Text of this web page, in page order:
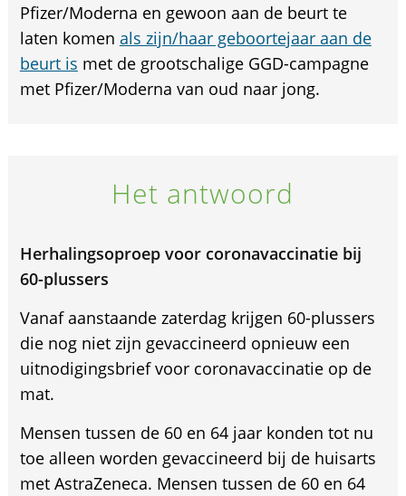
Pfizer/Moderna en gewoon aan de beurt te
laten komen als zijn/haar geboortejaar aan de
beurt is met de grootschalige GGD-campagne
met Pfizer/Moderna van oud naar jong.
Het antwoord
Herhalingsoproep voor coronavaccinatie bij
60-plussers
Vanaf aanstaande zaterdag krijgen 60-plussers
die nog niet zijn gevaccineerd opnieuw een
uitnodigingsbrief voor coronavaccinatie op de
mat.
Mensen tussen de 60 en 64 jaar konden tot nu
toe alleen worden gevaccineerd bij de huisarts
met AstraZeneca. Mensen tussen de 60 en 64